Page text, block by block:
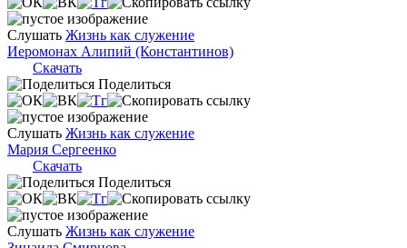
Слушать Жизнь как служение
Иеромонах Алипий (Константинов)
Скачать
Поделиться
Слушать Жизнь как служение
Мария Сергеенко
Скачать
Поделиться
Слушать Жизнь как служение